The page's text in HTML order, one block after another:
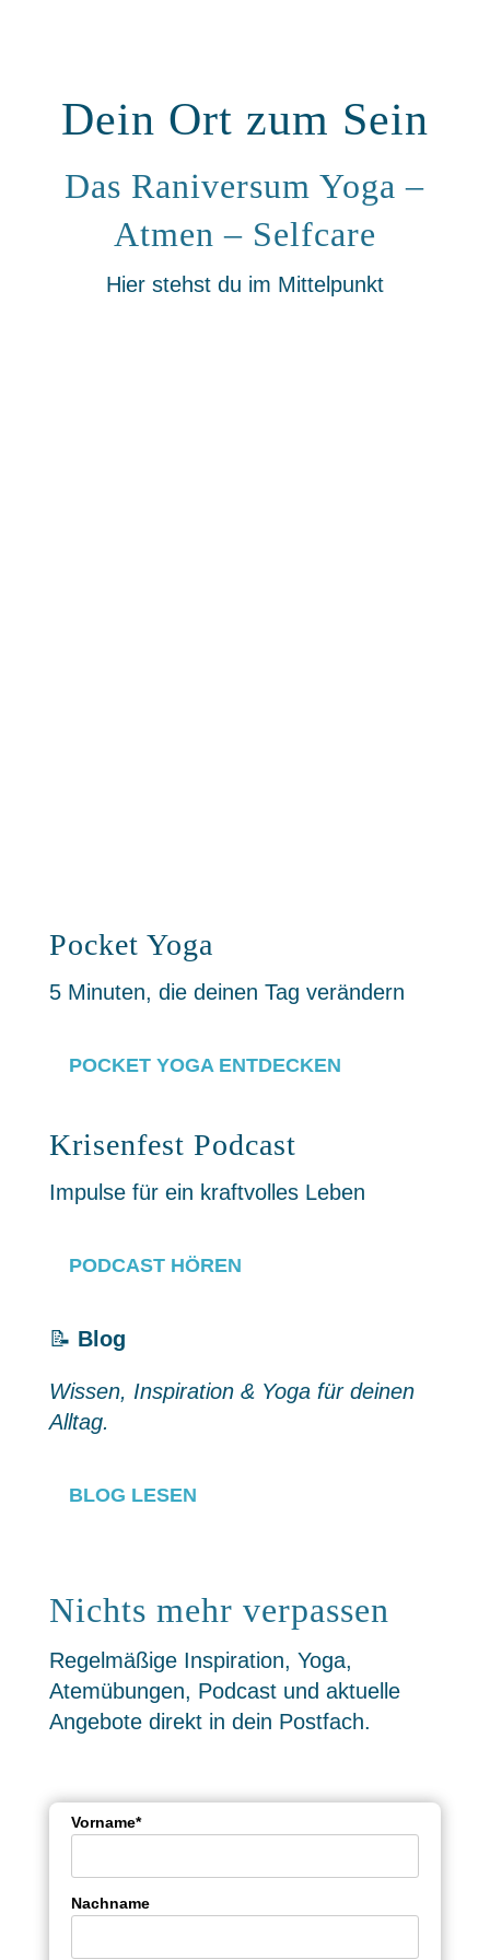
Dein Ort zum Sein
Das Raniversum Yoga –
Atmen – Selfcare
Hier stehst du im Mittelpunkt
Pocket Yoga
5 Minuten, die deinen Tag verändern
POCKET YOGA ENTDECKEN
Krisenfest Podcast
Impulse für ein kraftvolles Leben
PODCAST HÖREN
📝 Blog
Wissen, Inspiration & Yoga für deinen
Alltag.
BLOG LESEN
Nichts mehr verpassen
Regelmäßige Inspiration, Yoga,
Atemübungen, Podcast und aktuelle
Angebote direkt in dein Postfach.
Vorname*
Nachname